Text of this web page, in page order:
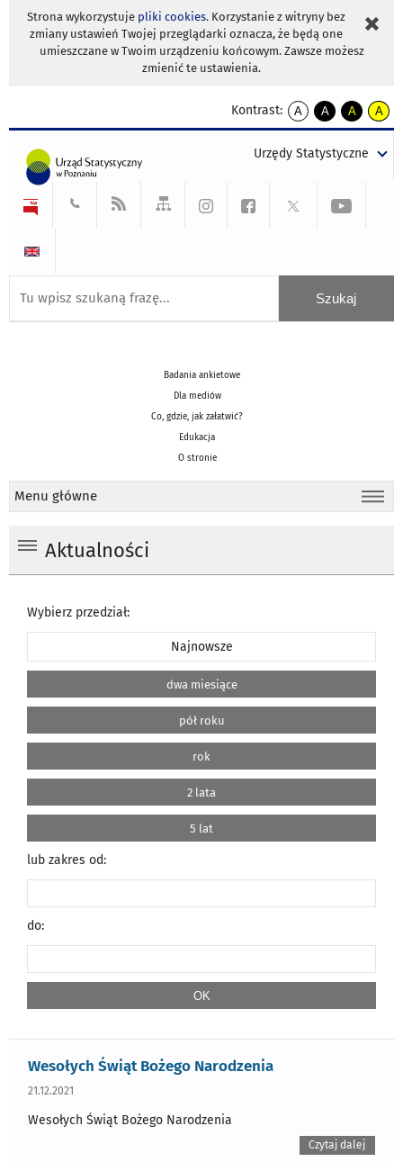
Strona wykorzystuje pliki cookies. Korzystanie z witryny bez
zmiany ustawień Twojej przeglądarki oznacza, że będą one
umieszczane w Twoim urządzeniu końcowym. Zawsze możesz
zmienić te ustawienia.
Kontrast:
A
kontrast
A
kontrast
tekst
czarnym
A
kontrast
tekst
czarnym
A
tekst
żółtym
Urzędy Statystyczne
Badania ankietowe
Dla mediów
Co, gdzie, jak załatwić?
Edukacja
O stronie
Menu główne
Aktualności
Wybierz przedział:
Najnowsze
dwa miesiące
pół roku
rok
2 lata
5 lat
lub zakres od:
do:
Wesołych Świąt Bożego Narodzenia
21.12.2021
Wesołych Świąt Bożego Narodzenia
Czytaj dalej